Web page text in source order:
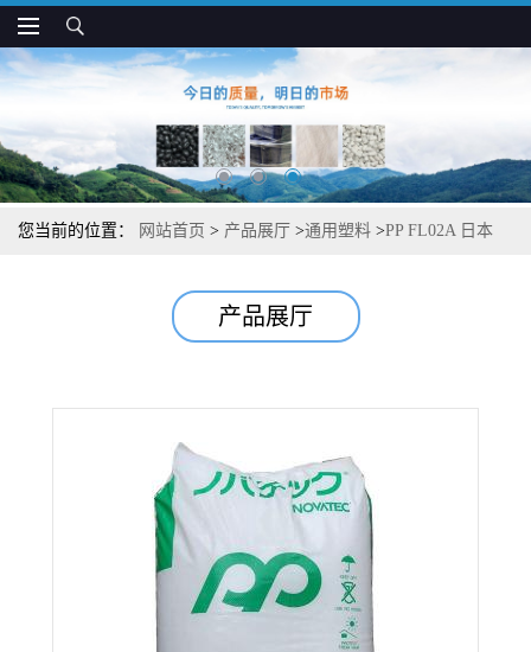
您当前的位置： 网站首页 > 产品展厅 >通用塑料 >PP FL02A 日本
产品展厅